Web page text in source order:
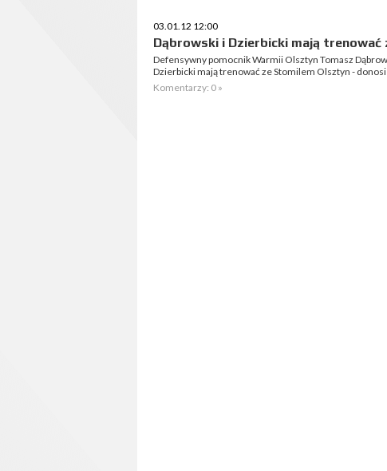
03.01.12 12:00
Dąbrowski i Dzierbicki mają trenować
Defensywny pomocnik Warmii Olsztyn Tomasz
Dzierbicki mają trenować ze Stomilem Olsztyn -
Komentarzy: 0 »